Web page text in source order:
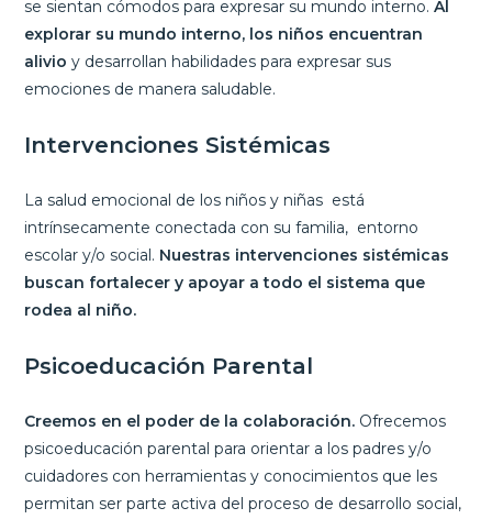
se sientan cómodos para expresar su mundo interno.Al
explorar su mundo interno, los niños encuentran
alivio y desarrollan habilidades para expresar sus
emociones de manera saludable.
Intervenciones Sistémicas
La salud emocional de los niños y niñas está
intrínsecamente conectada con su familia, entorno
escolar y/o social. Nuestras intervenciones sistémicas
buscan fortalecer y apoyar a todo el sistema que
rodea al niño.
Psicoeducación Parental
Creemos en el poder de la colaboración. Ofrecemos
psicoeducación parental para orientar a los padres y/o
cuidadores con herramientas y conocimientos que les
permitan ser parte activa del proceso de desarrollo social,